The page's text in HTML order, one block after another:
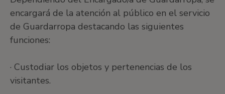
encargará de la atención al público en el servicio
de Guardarropa destacando las siguientes
funciones:
· Custodiar los objetos y pertenencias de los
visitantes.